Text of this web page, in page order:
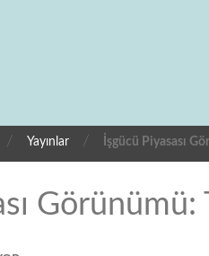
/ Yayınlar / İşgücü Piyasası